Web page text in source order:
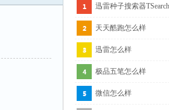
迅雷种子搜索器
天天酷跑怎么样
迅雷怎么样
极品五笔怎么样
微信怎么样